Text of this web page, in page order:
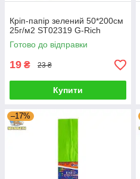
Кріп-папір зелений 50*200см
25г/м2 ST02319 G-Rich
Готово до відправки
19 ₴ 23 ₴
Купити
–17%